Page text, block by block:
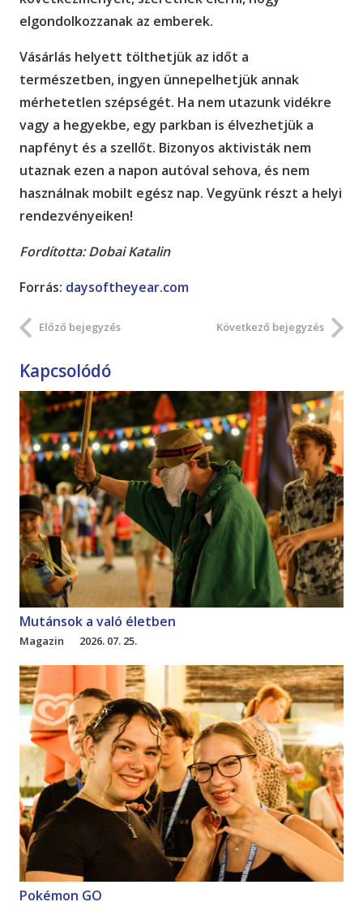
elgondolkozzanak az emberek.
Vásárlás helyett tölthetjük az időt a
természetben, ingyen ünnepelhetjük annak
mérhetetlen szépségét. Ha nem utazunk vidékre
vagy a hegyekbe, egy parkban is élvezhetjük a
napfényt és a szellőt. Bizonyos aktivisták nem
utaznak ezen a napon autóval sehova, és nem
használnak mobilt egész nap. Vegyünk részt a helyi
rendezvényeiken!
Fordította: Dobai Katalin
Forrás: daysoftheyear.com
Előző bejegyzés Következő bejegyzés
Kapcsolódó
Mutánsok a való életben
Magazin 2026. 07. 25.
Pokémon GO